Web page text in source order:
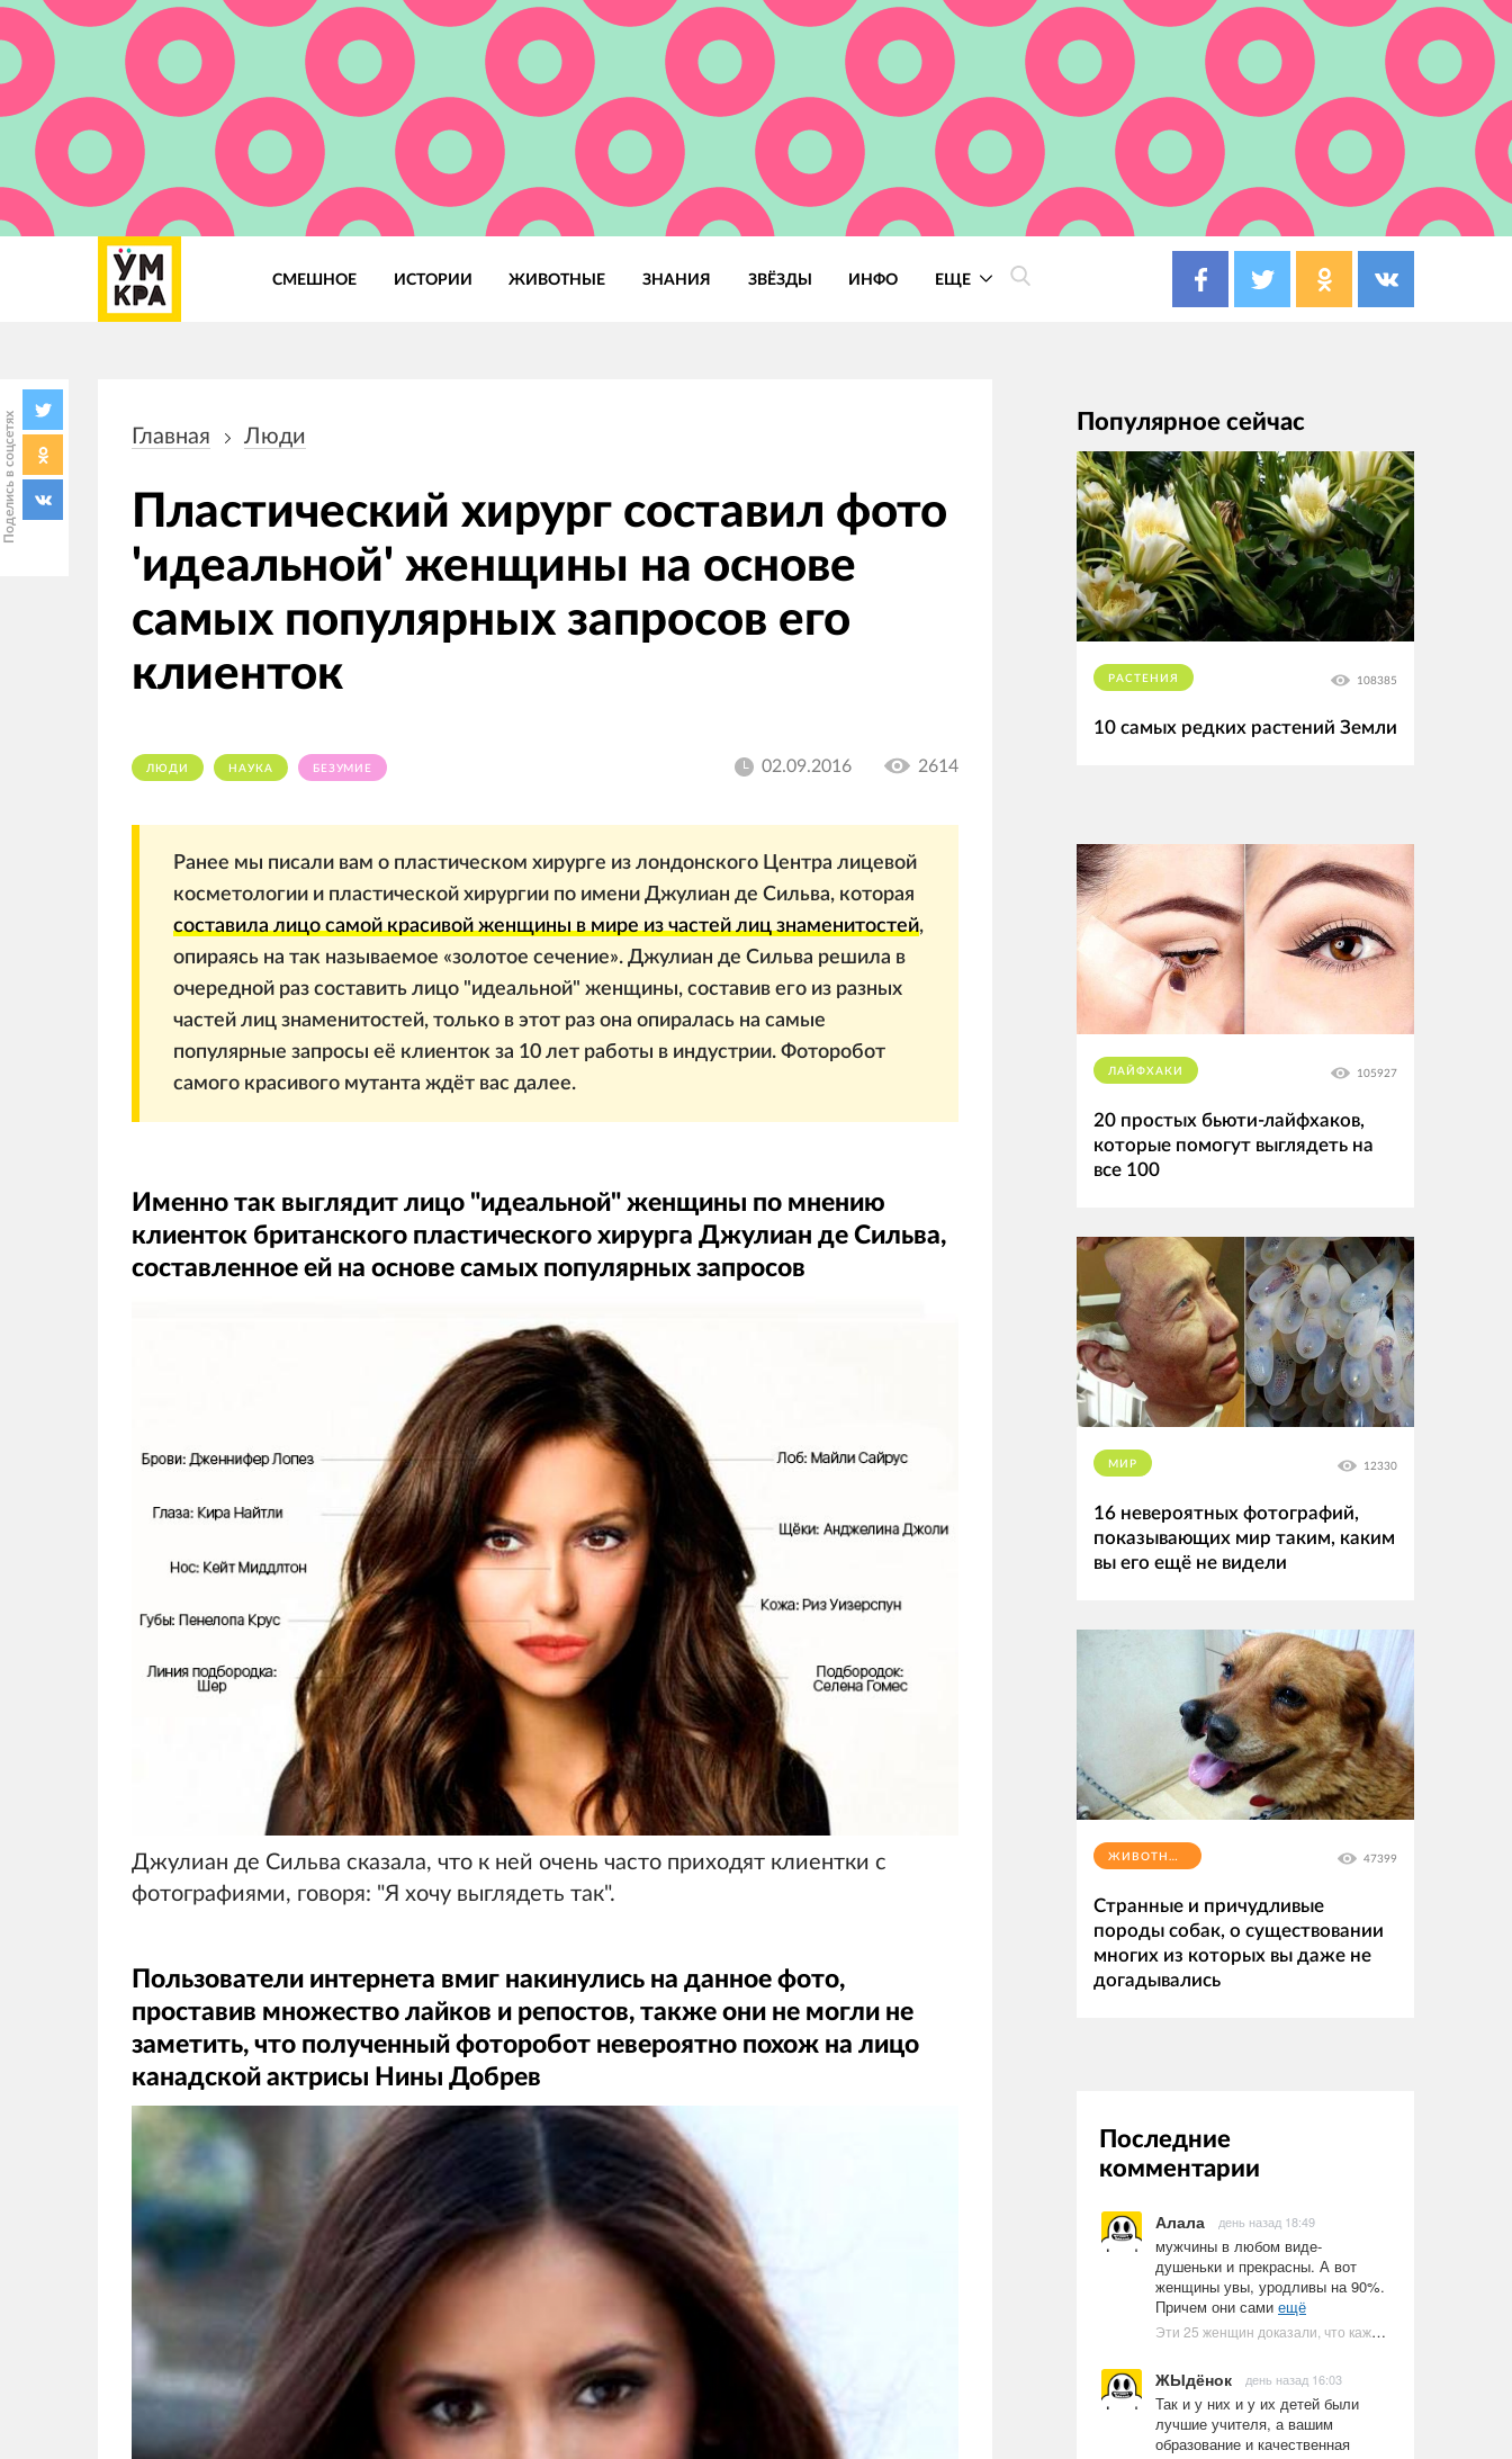
СМЕШНОЕ ИСТОРИИ ЖИВОТНЫЕ ЗНАНИЯ ЗВЁЗДЫ ИНФО ЕЩЕ
Поделись в соцсетях навигации
Главная Люди
Пластический хирург составил фото
'идеальной' женщины на основе
самых популярных запросов его
клиенток
ЛЮДИ НАУКА БЕЗУМИЕ 02.09.2016 2614
Ранее мы писали вам о пластическом хирурге из лондонского Центра лицевой
косметологии и пластической хирургии по имени Джулиан де Сильва, которая
составила лицо самой красивой женщины в мире из частей лиц знаменитостей,
опираясь на так называемое «золотое сечение». Джулиан де Сильва решила в
очередной раз составить лицо "идеальной" женщины, составив его из разных
частей лиц знаменитостей, только в этот раз она опиралась на самые
популярные запросы её клиенток за 10 лет работы в индустрии. Фоторобот
самого красивого мутанта ждёт вас далее.
Именно так выглядит лицо "идеальной" женщины по мнению
клиенток британского пластического хирурга Джулиан де Сильва,
составленное ей на основе самых популярных запросов
Джулиан де Сильва сказала, что к ней очень часто приходят клиентки с
фотографиями, говоря: "Я хочу выглядеть так".
Пользователи интернета вмиг накинулись на данное фото,
проставив множество лайков и репостов, также они не могли не
заметить, что полученный фоторобот невероятно похож на лицо
канадской актрисы Нины Добрев
Популярное сейчас
РАСТЕНИЯ 108385
10 самых редких растений Земли
ЛАЙФХАКИ 105927
20 простых бьюти-лайфхаков,
которые помогут выглядеть на
все 100
МИР 12330
16 невероятных фотографий,
показывающих мир таким, каким
вы его ещё не видели
ЖИВОТНЫЕ 47399
Странные и причудливые
породы собак, о существовании
многих из которых вы даже не
догадывались
Последние
комментарии
Алала день назад 18:49
мужчины в любом виде-
душеньки и прекрасны. А вот
женщины увы, уродливы на 90%.
Причем они сами ещё
Эти 25 женщин доказали, что каждое тело имеет право быть в бикини
ЖЫдёнок день назад 16:03
Так и у них и у их детей были
лучшие учителя, а вашим
образование и качественная